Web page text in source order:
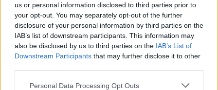
us or personal information disclosed to third parties prior to
your opt-out. You may separately opt-out of the further
disclosure of your personal information by third parties on the
IAB’s list of downstream participants. This information may
also be disclosed by us to third parties on the IAB’s List of
Downstream Participants that may further disclose it to other
Personal Data Processing Opt Outs